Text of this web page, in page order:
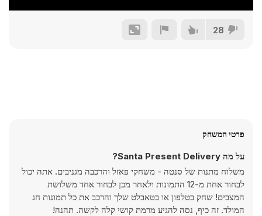
28
פרטי המשחק
על מה Santa Present Delivery?
משלוח מתנות של סנטה - משחקי פאזל והרכבה מגניבים. אתה יכול
לבחור אחת מ-12 התמונות ולאחר מכן לבחור אחד משלושת
המצבים! שחק בטלפון או בטאבלט שלך והרכב את כל תמונות חג
המולד. זה כיף, נסה להגיע מרמת קושי קלה לקשה. תהנה!